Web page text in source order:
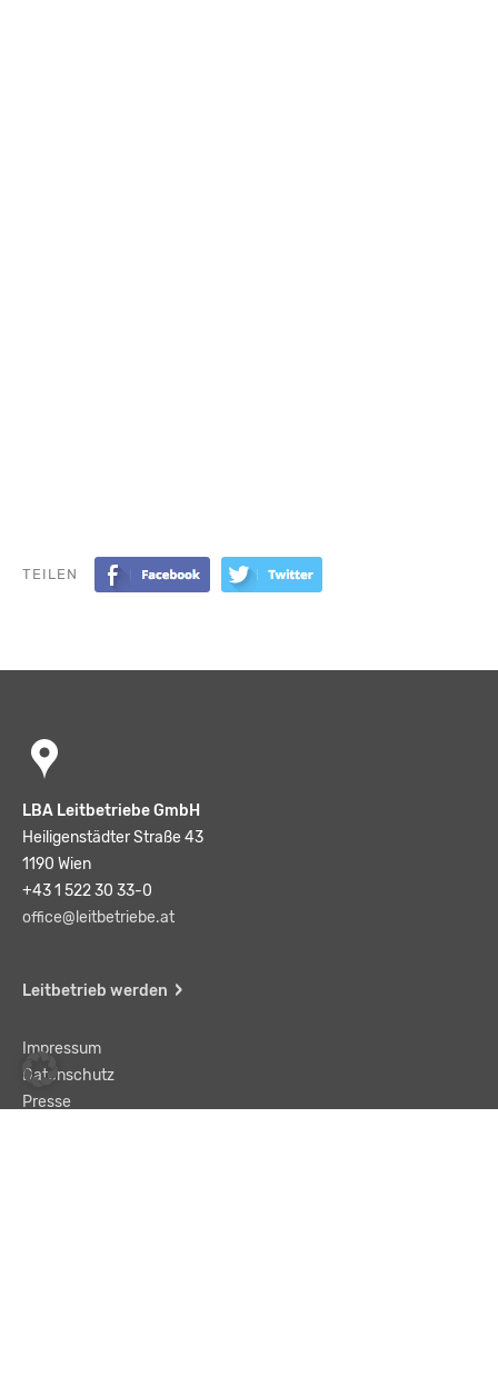
TEILEN
LBA Leitbetriebe GmbH
Heiligenstädter Straße 43
1190 Wien
+43 1 522 30 33-0
office@leitbetriebe.at
Leitbetrieb werden
Impressum
Datenschutz
Presse